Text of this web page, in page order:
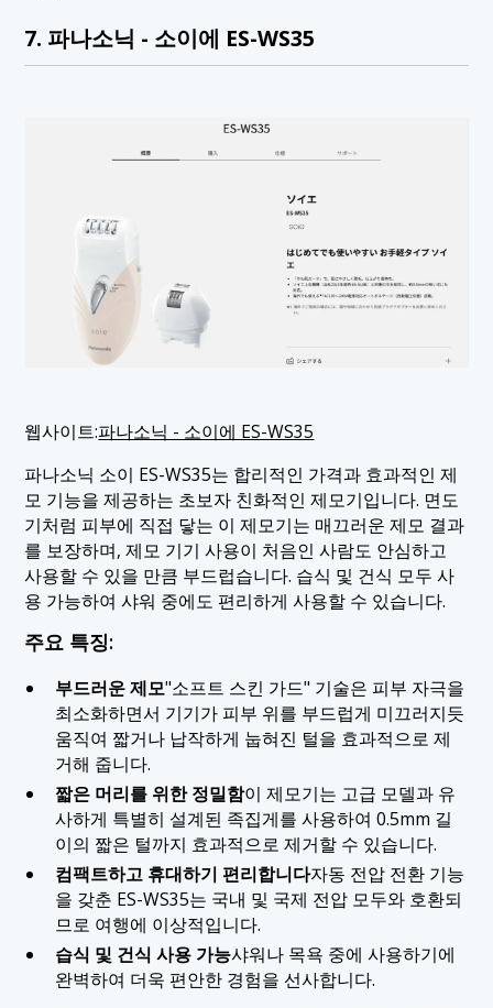
7. 파나소닉 - 소이에 ES-WS35
웹사이트:파나소닉 - 소이에 ES-WS35
파나소닉 소이 ES-WS35는 합리적인 가격과 효과적인 제
모 기능을 제공하는 초보자 친화적인 제모기입니다. 면도
기처럼 피부에 직접 닿는 이 제모기는 매끄러운 제모 결과
를 보장하며, 제모 기기 사용이 처음인 사람도 안심하고
사용할 수 있을 만큼 부드럽습니다. 습식 및 건식 모두 사
용 가능하여 샤워 중에도 편리하게 사용할 수 있습니다.
주요 특징:
부드러운 제모"소프트 스킨 가드" 기술은 피부 자극을
최소화하면서 기기가 피부 위를 부드럽게 미끄러지듯
움직여 짧거나 납작하게 눕혀진 털을 효과적으로 제
거해 줍니다.
짧은 머리를 위한 정밀함이 제모기는 고급 모델과 유
사하게 특별히 설계된 족집게를 사용하여 0.5mm 길
이의 짧은 털까지 효과적으로 제거할 수 있습니다.
컴팩트하고 휴대하기 편리합니다자동 전압 전환 기능
을 갖춘 ES-WS35는 국내 및 국제 전압 모두와 호환되
므로 여행에 이상적입니다.
습식 및 건식 사용 가능샤워나 목욕 중에 사용하기에
완벽하여 더욱 편안한 경험을 선사합니다.